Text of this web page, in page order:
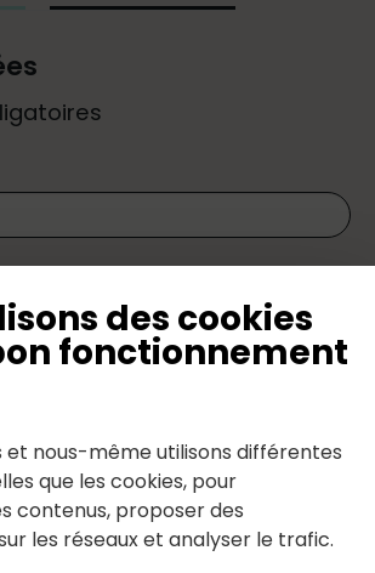
des cookies
fonctionnement
et nous-même utilisons différentes
que les cookies, pour
contenus, proposer des
les réseaux et analyser le trafic.